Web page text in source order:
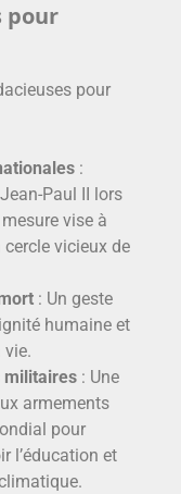
pour
pour
:
Paul II lors
vise à
cercle vicieux de
: Un geste
humaine et
vie.
militaires : Une
armements
pour
l’éducation et